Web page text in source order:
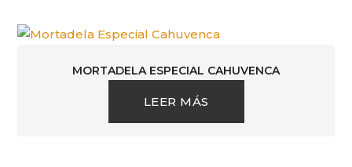
MORTADELA ESPECIAL CAHUVENCA
LEER MÁS